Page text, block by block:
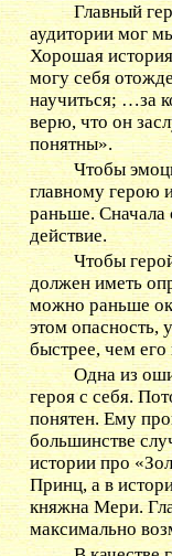
Главный
аудитории мог
Хорошая
могу себя
научиться; …за
верю, что он
понятны».
Чтобы
главному герою
раньше. Сначала
действие.
Чтобы
должен иметь
можно раньше
этом
быстрее, чем
Одна из
героя с себя.
понятен. Ему
большинстве
истории про
Принц, а в
княжна Мери.
максимально